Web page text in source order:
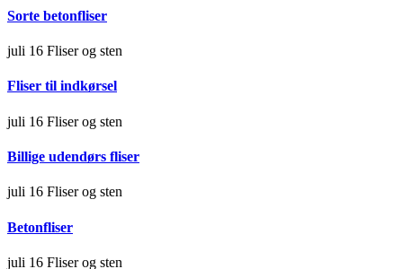
Sorte betonfliser
juli 16 Fliser og sten
Fliser til indkørsel
juli 16 Fliser og sten
Billige udendørs fliser
juli 16 Fliser og sten
Betonfliser
juli 16 Fliser og sten